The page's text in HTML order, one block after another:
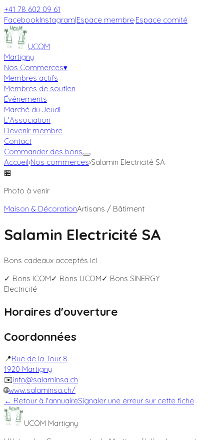
+41 78 602 09 61
FacebookInstagram|Espace membre·Espace comité
UCOM
Martigny
Nos Commerces▾
Membres actifs
Membres de soutien
Événements
Marché du Jeudi
L'Association
Devenir membre
Contact
Commander des bons
Accueil›Nos commerces›Salamin Electricité SA
🏪
Photo à venir
Maison & DécorationArtisans / Bâtiment
Salamin Electricité SA
Bons cadeaux acceptés ici
✓ Bons iCOM✓ Bons UCOM✓ Bons SINERGY
Electricité
Horaires d'ouverture
Coordonnées
📍Rue de la Tour 8
1920 Martigny
✉️info@salaminsa.ch
🌐www.salaminsa.ch/
← Retour à l'annuaireSignaler une erreur sur cette fiche
UCOM Martigny